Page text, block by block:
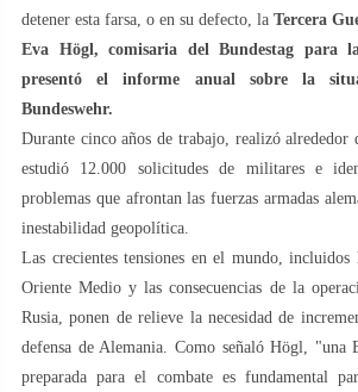
detener esta farsa, o en su defecto, la Tercera
Eva Högl, comisaria del Bundestag para
presentó el informe anual sobre la
Bundeswehr.
Durante cinco años de trabajo, realizó alrededor
estudió 12.000 solicitudes de militares e
problemas que afrontan las fuerzas armadas
inestabilidad geopolítica.
Las crecientes tensiones en el mundo, incluidos
Oriente Medio y las consecuencias de la
Rusia, ponen de relieve la necesidad de
defensa de Alemania. Como señaló Högl, "una
preparada para el combate es fundamental